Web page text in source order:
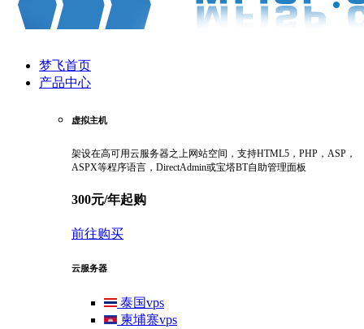
梦飞首页
产品中心
虚拟主机
架设在高可用云服务器之上网站空间，支持HTML5，PHP，ASP，
ASPX等程序语言，DirectAdmin或宝塔BT自助管理面板
300元/年起购
前往购买
云服务器
泰国vps
柬埔寨vps